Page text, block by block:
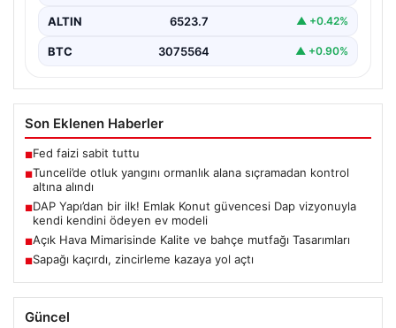
ALTIN 6523.7 ▲ +0.42%
BTC 3075564 ▲ +0.90%
Son Eklenen Haberler
■Fed faizi sabit tuttu
■Tunceli’de otluk yangını ormanlık alana sıçramadan kontrol
altına alındı
■DAP Yapı’dan bir ilk! Emlak Konut güvencesi Dap vizyonuyla
kendi kendini ödeyen ev modeli
■Açık Hava Mimarisinde Kalite ve bahçe mutfağı Tasarımları
■Sapağı kaçırdı, zincirleme kazaya yol açtı
Güncel